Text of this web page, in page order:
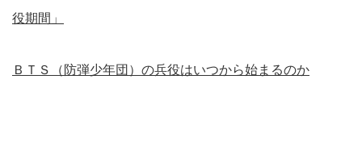
役期間」
ＢＴＳ（防弾少年団）の兵役はいつから始まるのか